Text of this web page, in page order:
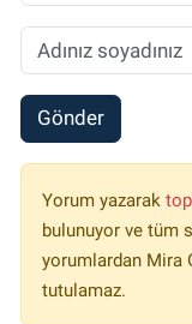
Gönder
Yorum yazarak
bulunuyor ve tüm
yorumlardan Mira
tutulamaz.